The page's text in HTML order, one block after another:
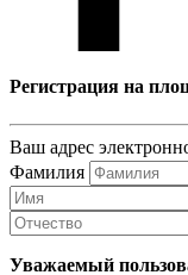
Регистрация на
Ваш адрес
Фамилия
Уважаемый